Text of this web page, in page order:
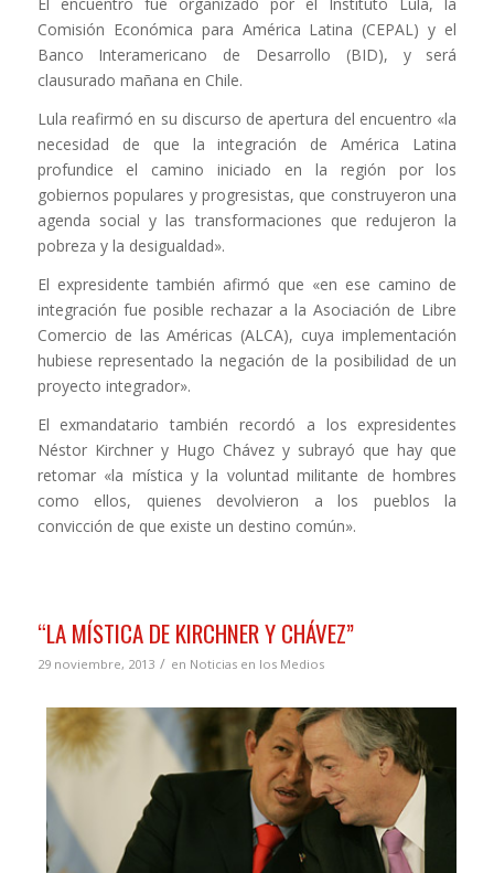
Comisión Económica para América Latina (CEPAL) y el
Banco Interamericano de Desarrollo (BID), y será
clausurado mañana en Chile.
Lula reafirmó en su discurso de apertura del encuentro «la
necesidad de que la integración de América Latina
profundice el camino iniciado en la región por los
gobiernos populares y progresistas, que construyeron una
agenda social y las transformaciones que redujeron la
pobreza y la desigualdad».
El expresidente también afirmó que «en ese camino de
integración fue posible rechazar a la Asociación de Libre
Comercio de las Américas (ALCA), cuya implementación
hubiese representado la negación de la posibilidad de un
proyecto integrador».
El exmandatario también recordó a los expresidentes
Néstor Kirchner y Hugo Chávez y subrayó que hay que
retomar «la mística y la voluntad militante de hombres
como ellos, quienes devolvieron a los pueblos la
convicción de que existe un destino común».
“LA MÍSTICA DE KIRCHNER Y CHÁVEZ”
29 noviembre, 2013 / en Noticias en los Medios